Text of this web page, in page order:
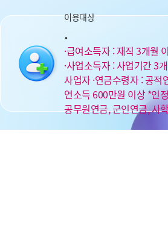
이용대상
.
·급여소득자 : 재직 3개월
·사업소득자 : 사업기간 3
사업자 ·연금수령자 : 공
연소득 600만원 이상 *인
공무원연금, 군인연금, 사